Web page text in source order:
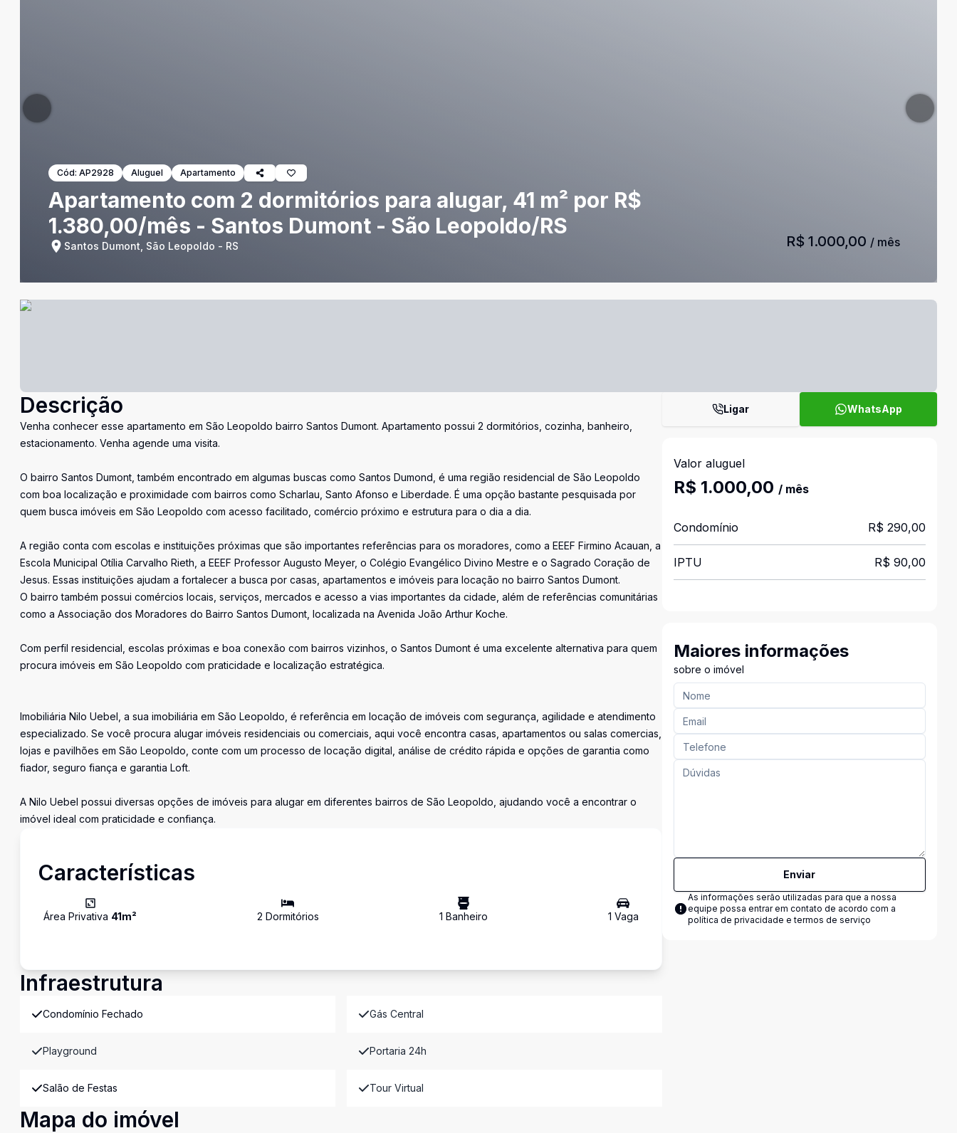
Cód: AP2928 Aluguel Apartamento
Apartamento com 2 dormitórios para alugar, 41 m² por R$
1.380,00/mês - Santos Dumont - São Leopoldo/RS
Santos Dumont, São Leopoldo - RS R$ 1.000,00 / mês
Descrição
Venha conhecer esse apartamento em São Leopoldo bairro Santos Dumont. Apartamento possui 2 dormitórios, cozinha, banheiro,
estacionamento. Venha agende uma visita.
O bairro Santos Dumont, também encontrado em algumas buscas como Santos Dumond, é uma região residencial de São Leopoldo
com boa localização e proximidade com bairros como Scharlau, Santo Afonso e Liberdade. É uma opção bastante pesquisada por
quem busca imóveis em São Leopoldo com acesso facilitado, comércio próximo e estrutura para o dia a dia.
A região conta com escolas e instituições próximas que são importantes referências para os moradores, como a EEEF Firmino Acauan, a
Escola Municipal Otília Carvalho Rieth, a EEEF Professor Augusto Meyer, o Colégio Evangélico Divino Mestre e o Sagrado Coração de
Jesus. Essas instituições ajudam a fortalecer a busca por casas, apartamentos e imóveis para locação no bairro Santos Dumont.
O bairro também possui comércios locais, serviços, mercados e acesso a vias importantes da cidade, além de referências comunitárias
como a Associação dos Moradores do Bairro Santos Dumont, localizada na Avenida João Arthur Koche.
Com perfil residencial, escolas próximas e boa conexão com bairros vizinhos, o Santos Dumont é uma excelente alternativa para quem
procura imóveis em São Leopoldo com praticidade e localização estratégica.
Imobiliária Nilo Uebel, a sua imobiliária em São Leopoldo, é referência em locação de imóveis com segurança, agilidade e atendimento
especializado. Se você procura alugar imóveis residenciais ou comerciais, aqui você encontra casas, apartamentos ou salas comercias,
lojas e pavilhões em São Leopoldo, conte com um processo de locação digital, análise de crédito rápida e opções de garantia como
fiador, seguro fiança e garantia Loft.
A Nilo Uebel possui diversas opções de imóveis para alugar em diferentes bairros de São Leopoldo, ajudando você a encontrar o
imóvel ideal com praticidade e confiança.
Características
Área Privativa 41m² 2 Dormitórios 1 Banheiro 1 Vaga
Infraestrutura
Condomínio Fechado Gás Central
Playground Portaria 24h
Salão de Festas Tour Virtual
Mapa do imóvel
Ligar WhatsApp
Valor aluguel
R$ 1.000,00 / mês
Condomínio R$ 290,00
IPTU R$ 90,00
Maiores informações
sobre o imóvel
Enviar
As informações serão utilizadas para que a nossa
equipe possa entrar em contato de acordo com a
política de privacidade e termos de serviço